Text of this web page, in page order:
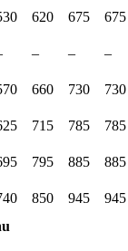
620 675 675
– – –
660 730 730
715 785 785
795 885 885
850 945
945